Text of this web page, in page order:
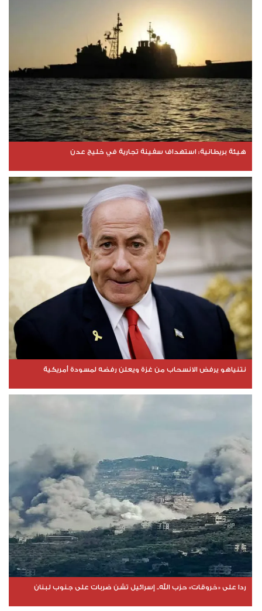
هيئة بريطانية: استهداف سفينة تجارية في خليج عدن
نتنياهو يرفض الانسحاب من غزة ويعلن رفضه لمسودة أمريكية
ردا على «خروقات» حزب الله.. إسرائيل تشن ضربات على جنوب لبنان